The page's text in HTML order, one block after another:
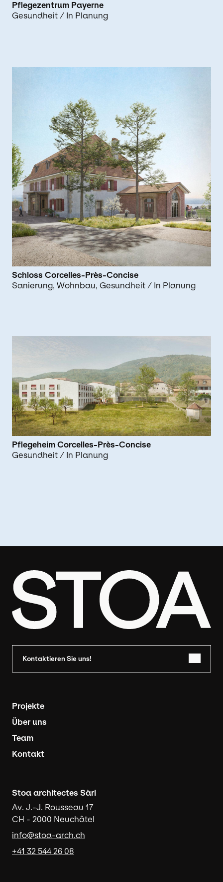
Pflegezentrum Payerne
Gesundheit / In Planung
Schloss Corcelles-Près-Concise
Sanierung Wohnbau Gesundheit / In Planung
Pflegeheim Corcelles-Près-Concise
Gesundheit / In Planung
Kontaktieren Sie uns!
Navigation principale
Projekte
Über uns
Team
Kontakt
Stoa architectes Sàrl
Av. J.-J. Rousseau 17
CH - 2000 Neuchâtel
info@stoa-arch.ch
+41 32 544 26 08